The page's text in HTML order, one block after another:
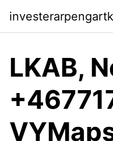
LKAB,